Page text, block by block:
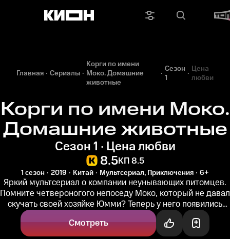
Главная Сериалы
Корги по имени
Моко. Домашние
животные
Сезон
1
Цена
любви
Корги по имени Моко.
Домашние животные
Сезон 1 · Цена любви
8.5КП 8.5
1 сезон 2019 Китай Мультсериал, Приключения 6+
Яркий мультсериал о компании неунывающих питомцев.
Помните четвероногого непоседу Моко, который не давал
скучать своей хозяйке Юмми? Теперь у него появились
Смотреть